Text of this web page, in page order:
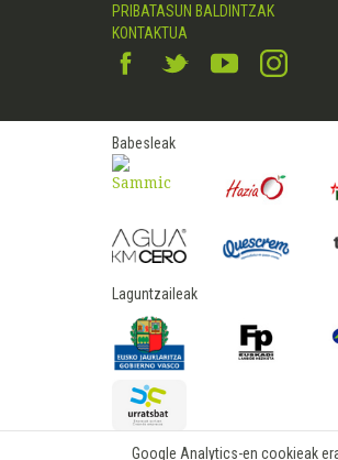
Google Analytics-en cookieak
PRIBATASUN BALDINTZAK
KONTAKTUA
Babesleak
Laguntzaileak